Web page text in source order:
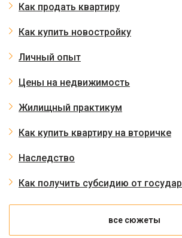
Как продать квартиру
Как купить новостройку
Личный опыт
Цены на недвижимость
Жилищный практикум
Как купить квартиру на вторичке
Наследство
Как получить субсидию от
все сюжеты